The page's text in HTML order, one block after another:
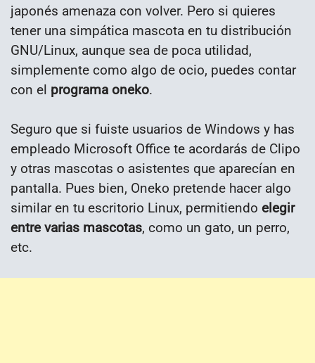
japonés amenaza con volver. Pero si quieres
tener una simpática mascota en tu distribución
GNU/Linux, aunque sea de poca utilidad,
simplemente como algo de ocio, puedes contar
con el programa oneko.
Seguro que si fuiste usuarios de Windows y has
empleado Microsoft Office te acordarás de Clipo
y otras mascotas o asistentes que aparecían en
pantalla. Pues bien, Oneko pretende hacer algo
similar en tu escritorio Linux, permitiendo elegir
entre varias mascotas, como un gato, un perro,
etc.